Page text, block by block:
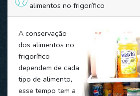
alimentos no frigorífico
A conservação
dos alimentos no
frigorífico
dependem de cada
tipo de alimento,
esse tempo tem a